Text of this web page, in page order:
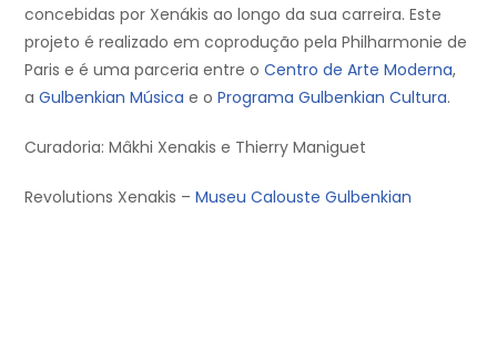
concebidas por Xenákis ao longo da sua carreira. Este
projeto é realizado em coprodução pela Philharmonie de
Paris e é uma parceria entre o Centro de Arte Moderna,
a Gulbenkian Música e o Programa Gulbenkian Cultura.
Curadoria: Mâkhi Xenakis e Thierry Maniguet
Revolutions Xenakis – Museu Calouste Gulbenkian